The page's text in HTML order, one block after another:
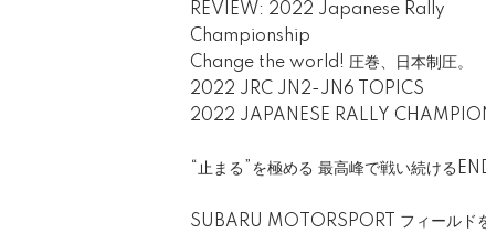
REVIEW: 2022 Japanese Rally
Championship
Change the world! 圧巻、日本制圧。
2022 JRC JN2-JN6 TOPICS
2022 JAPANESE RALLY
“止まる”を極める 最高峰で戦い続ける
SUBARU MOTORSPORT フィールド